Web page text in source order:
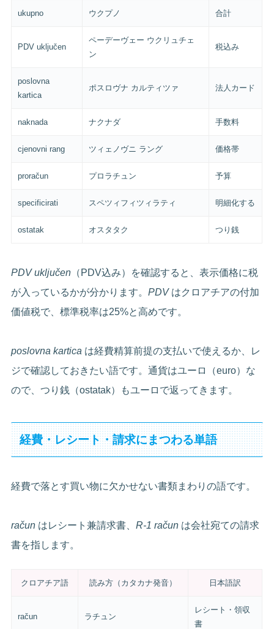
ukupno ウクプノ 合計
PDV uključen
ペーデーヴェー ウクリュチェ
ン
税込み
poslovna
kartica
ポスロヴナ カルティツァ 法人カード
naknada ナクナダ 手数料
cjenovni rang ツィェノヴニ ラング 価格帯
proračun プロラチュン 予算
specificirati スペツィフィツィラティ 明細化する
ostatak オスタタク つり銭
PDV uključen （PDV込み）を確認すると、表示価格に税
が入っているかが分かります。PDVはクロアチアの付加
価値税で、標準税率は25%と高めです。
poslovna kartica は経費精算前提の支払いで使えるか、レ
ジで確認しておきたい語です。通貨はユーロ（euro）な
ので、つり銭（ostatak）もユーロで返ってきます。
経費・レシート・請求にまつわる単語
経費で落とす買い物に欠かせない書類まわりの語です。
račun はレシート兼請求書、R-1 račun は会社宛ての請求
書を指します。
クロアチア語 読み方（カタカナ発音） 日本語訳
račun ラチュン
レシート・領収
書